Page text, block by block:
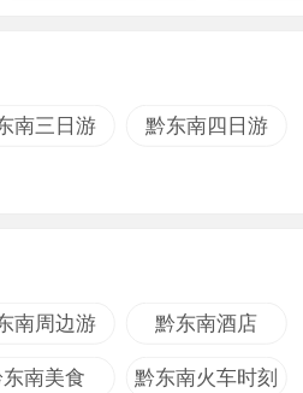
南三日游 黔东南四日游
南周边游 黔东南酒店
南美食 黔东南火车时刻